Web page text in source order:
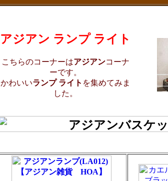
アジアン ランプ ライト
こちらのコーナーはアジアンコーナ
ーです。
かわいいランプ ライト を集めてみま
した。